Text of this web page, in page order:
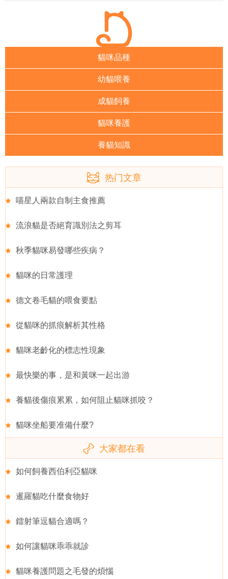
貓咪品種
幼貓喂養
成貓飼養
貓咪養護
養貓知識
热门文章
喵星人兩款自制主食推薦
流浪貓是否絕育識別法之剪耳
秋季貓咪易發哪些疾病？
貓咪的日常護理
德文卷毛貓的喂食要點
從貓咪的抓痕解析其性格
貓咪老齡化的標志性現象
最快樂的事，是和黃咪一起出游
養貓後傷痕累累，如何阻止貓咪抓咬？
貓咪坐船要准備什麼?
大家都在看
如何飼養西伯利亞貓咪
暹羅貓吃什麼食物好
鐳射筆逗貓合適嗎？
如何讓貓咪乖乖就診
貓咪養護問題之毛發的煩惱